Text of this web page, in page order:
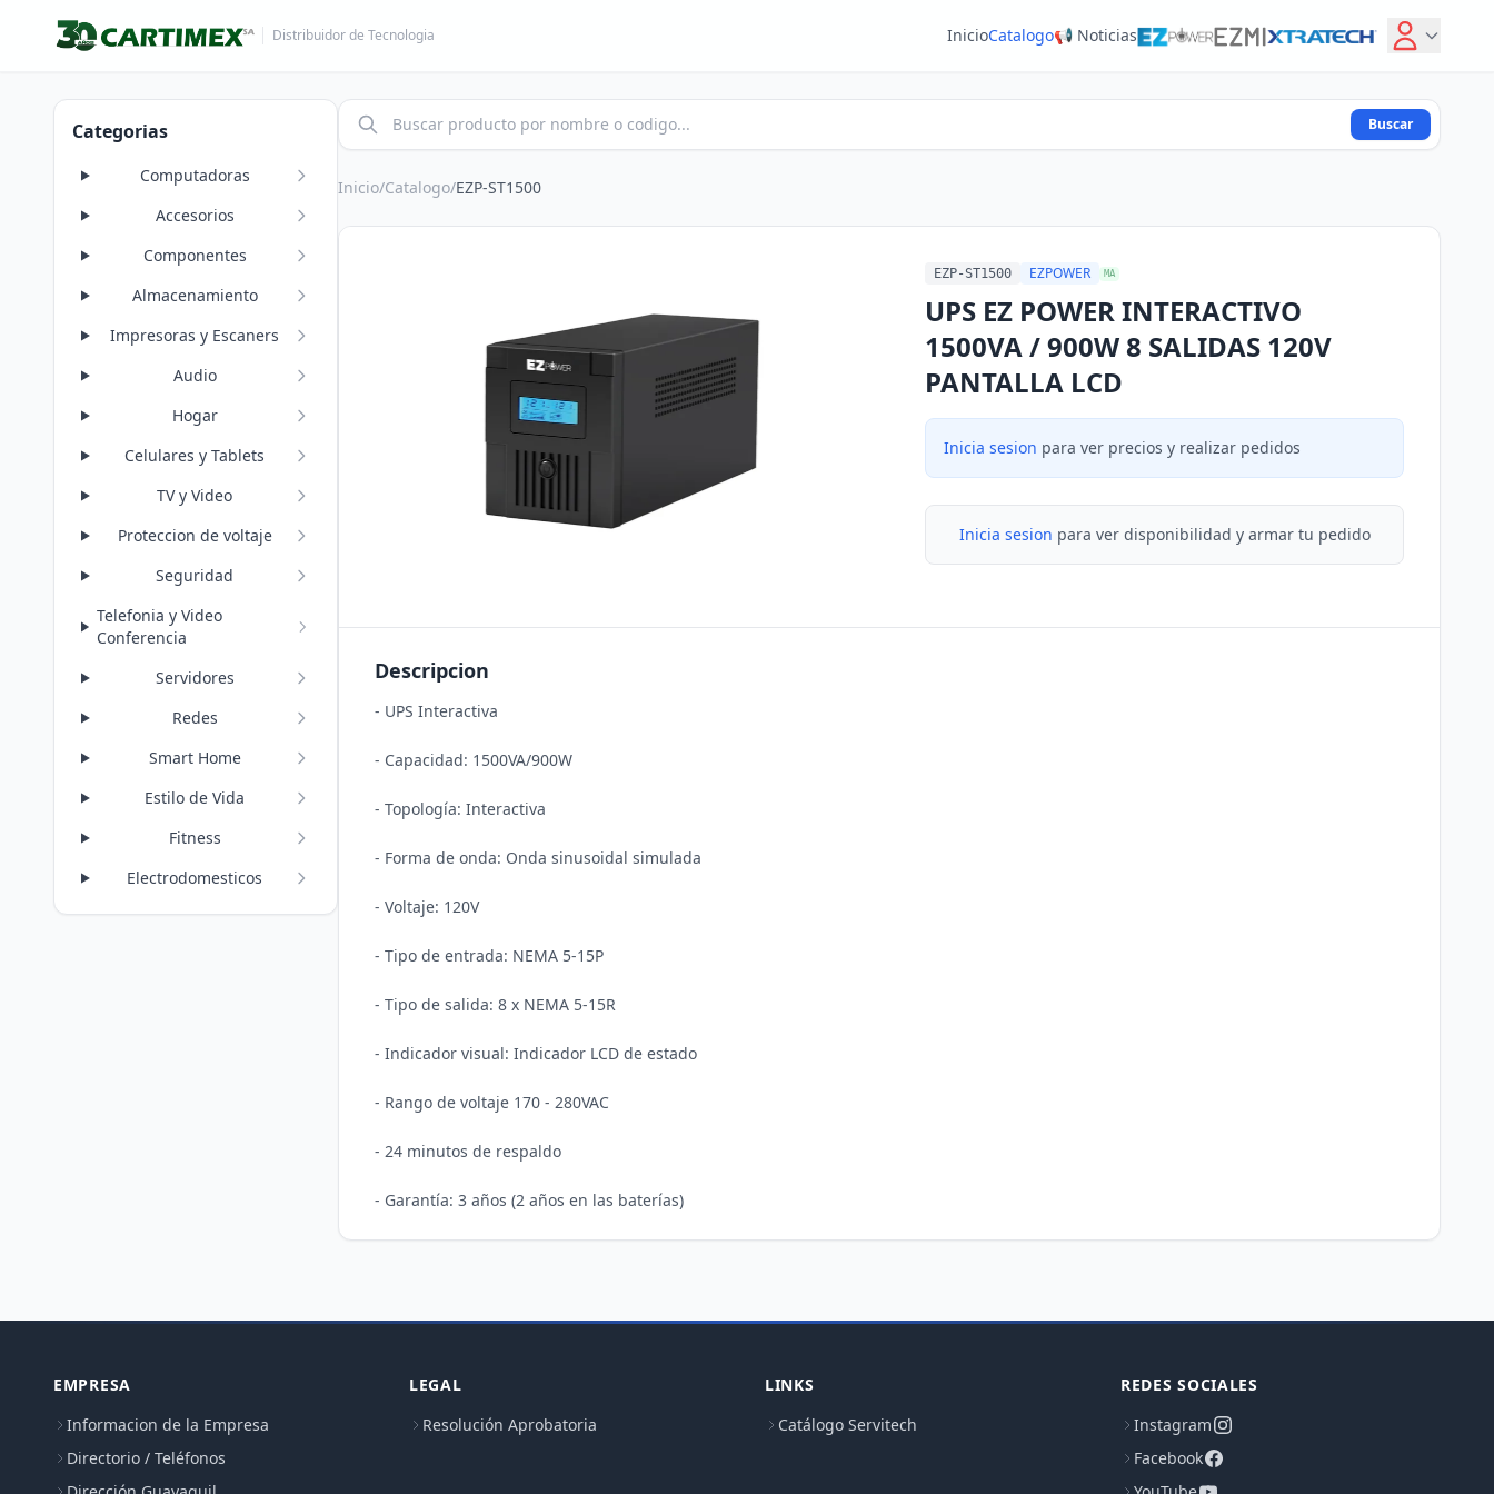
Distribuidor de Tecnologia InicioCatalogo📢 Noticias
Categorias
Computadoras
Accesorios
Componentes
Almacenamiento
Impresoras y Escaners
Audio
Hogar
Celulares y Tablets
TV y Video
Proteccion de voltaje
Seguridad
Telefonia y Video
Conferencia
Servidores
Redes
Smart Home
Estilo de Vida
Fitness
Electrodomesticos
Buscar
Inicio/Catalogo/EZP-ST1500
EZP-ST1500 EZPOWER MA
UPS EZ POWER INTERACTIVO
1500VA / 900W 8 SALIDAS 120V
PANTALLA LCD
Inicia sesion para ver precios y realizar pedidos
Inicia sesion para ver disponibilidad y armar tu pedido
Descripcion
- UPS Interactiva
- Capacidad: 1500VA/900W
- Topología: Interactiva
- Forma de onda: Onda sinusoidal simulada
- Voltaje: 120V
- Tipo de entrada: NEMA 5-15P
- Tipo de salida: 8 x NEMA 5-15R
- Indicador visual: Indicador LCD de estado
- Rango de voltaje 170 - 280VAC
- 24 minutos de respaldo
EMPRESA
Informacion de la Empresa
Directorio / Teléfonos
LEGAL
Resolución Aprobatoria
LINKS
Catálogo Servitech
REDES SOCIALES
Instagram
Facebook